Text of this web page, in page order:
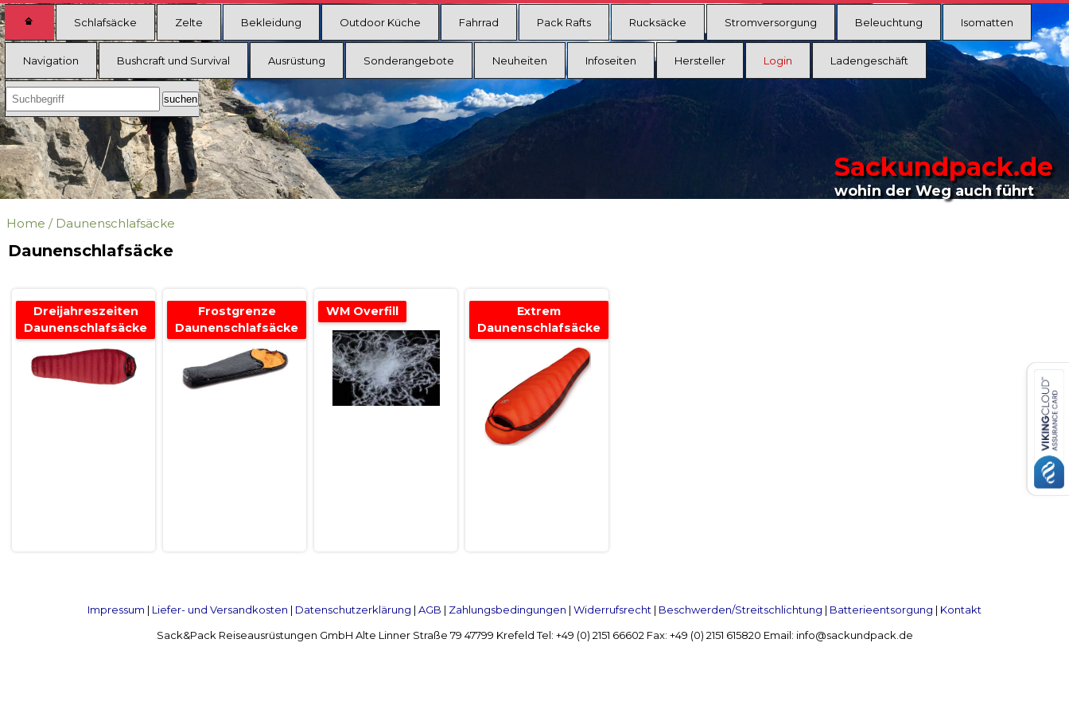
Schlafsäcke Zelte Bekleidung Outdoor Küche Fahrrad Pack Rafts Rucksäcke Stromversorgung Beleuchtung Isomatten
Navigation Bushcraft und Survival Ausrüstung Sonderangebote Neuheiten Infoseiten Hersteller Login Ladengeschäft
Sackundpack.de
wohin der Weg auch führt
Home / Daunenschlafsäcke
Daunenschlafsäcke
Dreijahreszeiten
Daunenschlafsäcke
Frostgrenze
Daunenschlafsäcke
WM Overfill
Extrem
Daunenschlafsäcke
Impressum | Liefer- und Versandkosten | Datenschutzerklärung | AGB | Zahlungsbedingungen | Widerrufsrecht | Beschwerden/Streitschlichtung | Batterieentsorgung | Kontakt
Sack&Pack Reiseausrüstungen GmbH Alte Linner Straße 79 47799 Krefeld Tel: +49 (0) 2151 66602 Fax: +49 (0) 2151 615820 Email: info@sackundpack.de